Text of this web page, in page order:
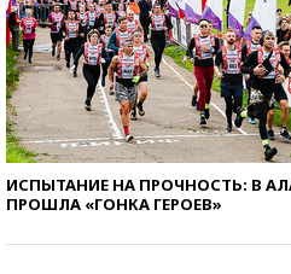
ИСПЫТАНИЕ НА ПРОЧНОСТЬ: В
ПРОШЛА «ГОНКА ГЕРОЕВ»